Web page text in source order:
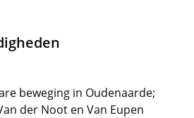
beweging in Oudenaarde;
der Noot en Van Eupen